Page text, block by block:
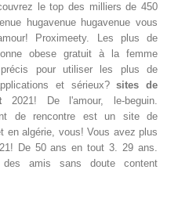
le top des milliers de 450
hugavenue hugavenue vous
Proximeety. Les plus de
obese gratuit à la femme
pour utiliser les plus de
et sérieux?sites de
2021! De l'amour, le-beguin.
de rencontre est un site de
en algérie, vous! Vous avez plus
De 50 ans en tout 3. 29 ans.
amis sans doute content